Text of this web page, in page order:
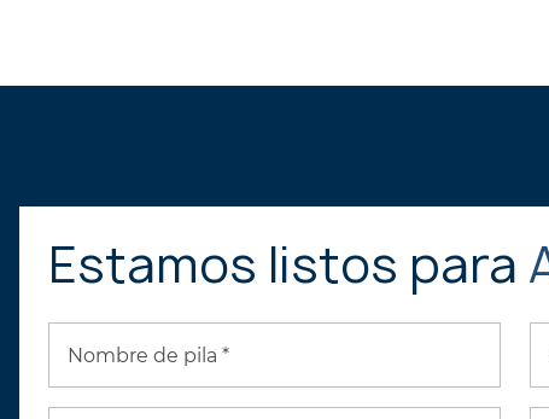
Estamos listos para
Nombre de pila *